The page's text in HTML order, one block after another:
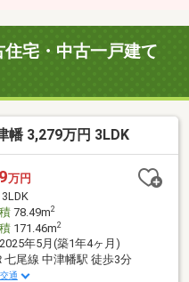
宅・中古一戸建て
幡 3,279万円 3LDK
万円
3LDK
78.49m2
171.46m2
2025年5月(築1年4ヶ月)
七尾線 中津幡駅 徒歩3分
通